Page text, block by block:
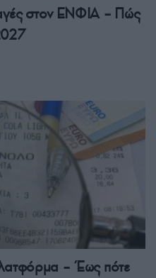
στον ΕΝΦΙΑ – Πώς
– Έως πότε